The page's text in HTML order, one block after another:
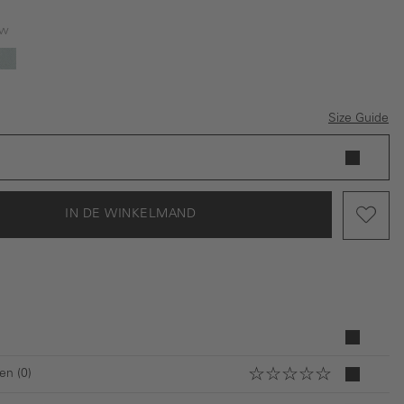
optie is momenteel niet beschikbaar.)
Turquoise
Size Guide
IN DE WINKELMAND
(0)